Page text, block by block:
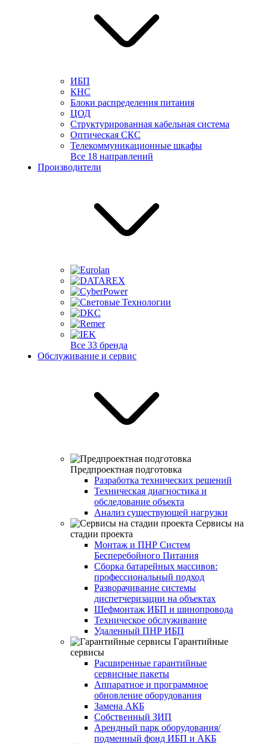
ИБП
КНС
Блоки распределения питания
ЦОД
Структурированная кабельная система
Оптическая СКС
Телекоммуникационные шкафы
Все 18 направлений
Производители
Все 33 бренда
Обслуживание и сервис
Предпроектная подготовка
Разработка технических решений
Техническая диагностика и
обследование объекта
Анализ существующей нагрузки
Сервисы на
стадии проекта
Монтаж и ПНР Систем
Бесперебойного Питания
Сборка батарейных массивов:
профессиональный подход
Разворачивание системы
диспетчеризации на объектах
Шефмонтаж ИБП и шинопровода
Техническое обслуживание
Удаленный ПНР ИБП
Гарантийные
сервисы
Расширенные гарантийные
сервисные пакеты
Аппаратное и программное
обновление оборудования
Замена АКБ
Собственный ЗИП
Арендный парк оборудования/
подменный фонд ИБП и АКБ